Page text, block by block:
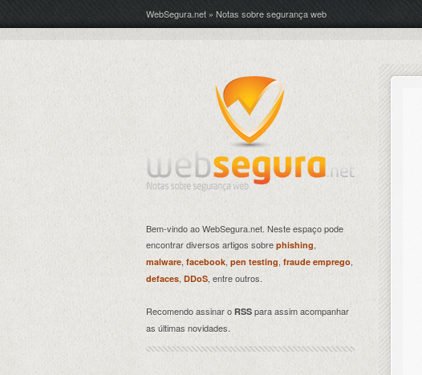
WebSegura.net » Notas sobre segurança web
Bem-vindo ao WebSegura.net. Neste espaço pode
encontrar diversos artigos sobre phishing,
malware, facebook, pen testing, fraude emprego,
defaces DDoS, entre outros.
Recomendo assinar o RSS para assim acompanhar
as últimas novidades.